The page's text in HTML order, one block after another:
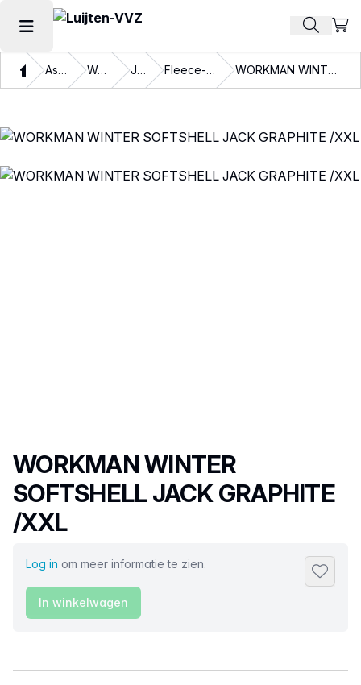
Hoofdmenu openen Zoek
ThuisAssortiment Werkkleding Jassen Fleece- en Softshelljassen WORKMAN WINTER SOFTSHELL JACK GRAPHITE /XXL
Productnaam
WORKMAN WINTER
SOFTSHELL JACK GRAPHITE
/XXL
Log in om meer informatie te zien.
In winkelwagen